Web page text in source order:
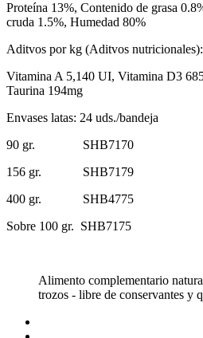
Proteína 13%, Contenido de grasa
cruda 1.5%, Humedad 80%
Aditvos por kg (Aditvos nutricionales):
Vitamina A 5,140 UI, Vitamina D3
Taurina 194mg
Envases latas: 24 uds./bandeja
90 gr. SHB7170
156 gr. SHB7179
400 gr. SHB4775
Sobre 100 gr. SHB7175
Alimento complementario
trozos - libre de conservantes y